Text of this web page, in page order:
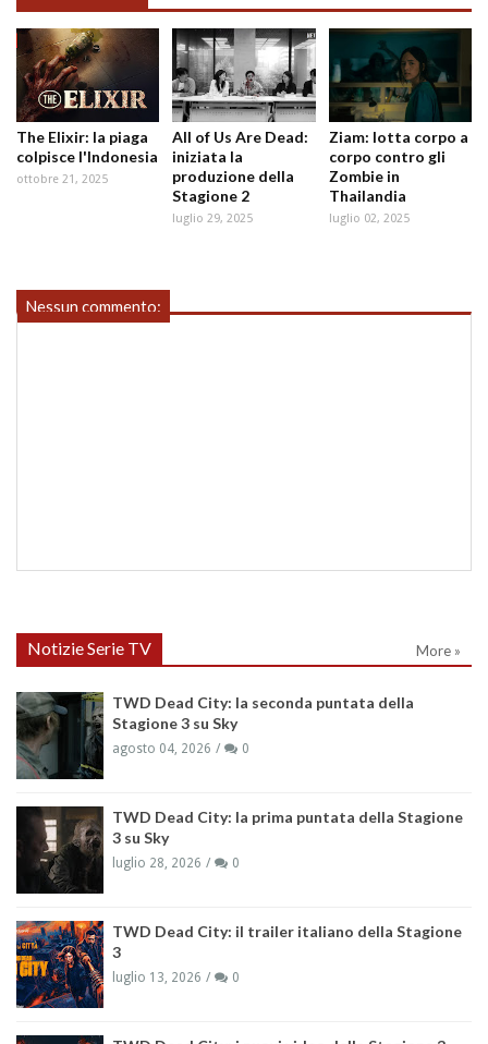
The Elixir: la piaga
colpisce l'Indonesia
ottobre 21, 2025
All of Us Are Dead:
iniziata la
produzione della
Stagione 2
luglio 29, 2025
Ziam: lotta corpo a
corpo contro gli
Zombie in
Thailandia
luglio 02, 2025
Nessun commento:
Notizie Serie TV More »
TWD Dead City: la seconda puntata della
Stagione 3 su Sky
agosto 04, 2026 0
TWD Dead City: la prima puntata della Stagione
3 su Sky
luglio 28, 2026 0
TWD Dead City: il trailer italiano della Stagione
3
luglio 13, 2026 0